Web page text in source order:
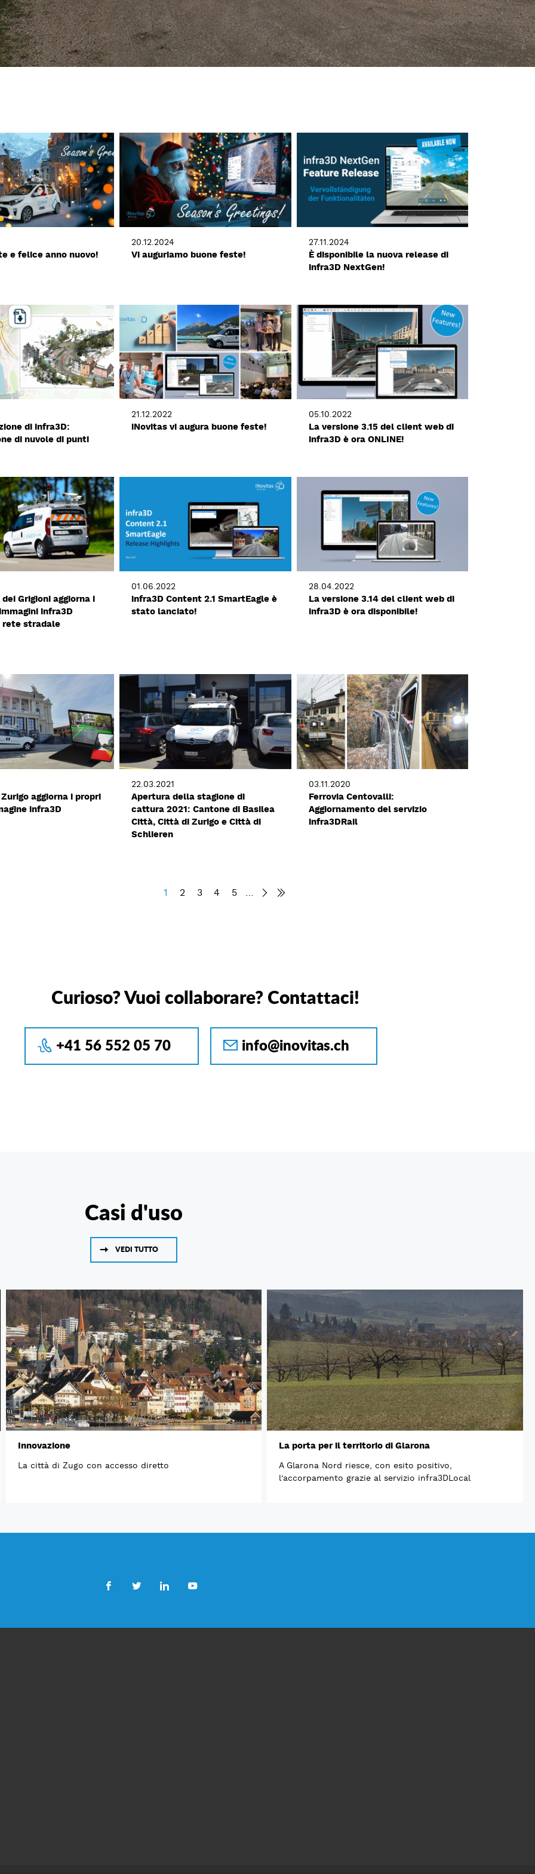
e felice anno nuovo!
20.12.2024
Vi auguriamo buone feste!
27.11.2024
È disponibile la nuova release di
infra3D NextGen!
di infra3D:
di nuvole di punti
21.12.2022
iNovitas vi augura buone feste!
05.10.2022
La versione 3.15 del client web di
infra3D è ora ONLINE!
Grigioni aggiorna i
infra3D
stradale
01.06.2022
infra3D Content 2.1 SmartEagle è
stato lanciato!
28.04.2022
La versione 3.14 del client web di
infra3D è ora disponibile!
aggiorna i propri
infra3D
22.03.2021
Apertura della stagione di
cattura 2021: Cantone di Basilea
Città, Città di Zurigo e Città di
Schlieren
03.11.2020
Ferrovia Centovalli:
Aggiornamento del servizio
infra3DRail
1 2 3 4 5  
Curioso? Vuoi collaborare? Contattaci!
+41 56 552 05 70 info@inovitas.ch
Casi d'uso
VEDI TUTTO
Innovazione
La città di Zugo con accesso diretto
La porta per il territorio di Glarona
A Glarona Nord riesce, con esito positivo,
l'accorpamento grazie al servizio infra3DLocal